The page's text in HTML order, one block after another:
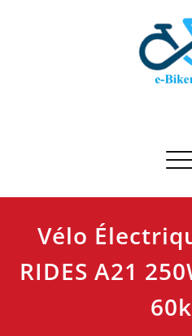
Vélo
RIDES A21